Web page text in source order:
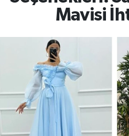
Mavisi
Haber Arşivi